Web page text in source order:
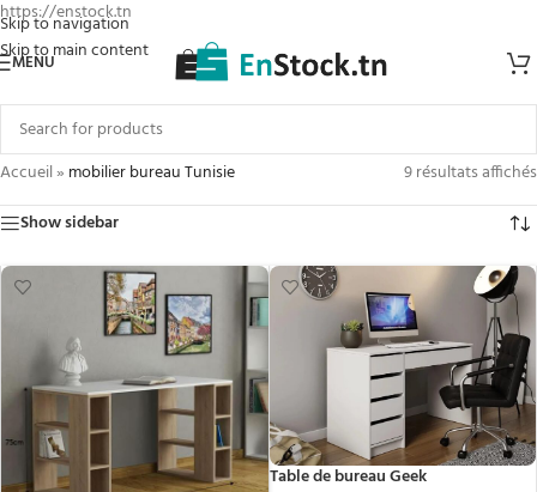
https://enstock.tn
Skip to navigation
Skip to main content
MENU
Accueil» mobilier bureau Tunisie
9 résultats affichés
Show sidebar
Table de bureau Geek